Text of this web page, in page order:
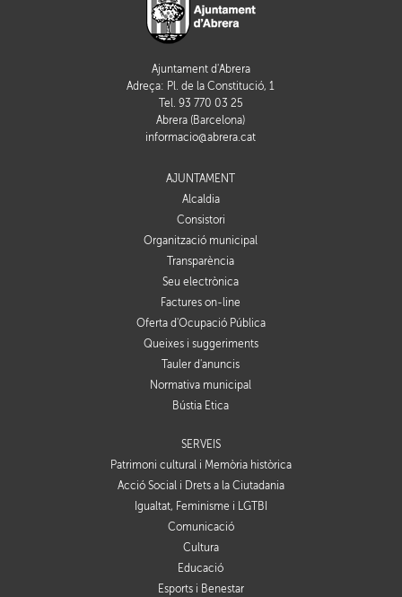
Ajuntament d'Abrera
Adreça: Pl. de la Constitució, 1
Tel. 93 770 03 25
Abrera (Barcelona)
informacio@abrera.cat
AJUNTAMENT
Alcaldia
Consistori
Organització municipal
Transparència
Seu electrònica
Factures on-line
Oferta d'Ocupació Pública
Queixes i suggeriments
Tauler d'anuncis
Normativa municipal
Bústia Ètica
SERVEIS
Patrimoni cultural i Memòria històrica
Acció Social i Drets a la Ciutadania
Igualtat, Feminisme i LGTBI
Comunicació
Cultura
Educació
Esports i Benestar